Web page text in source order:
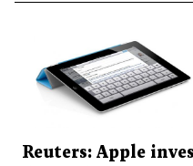
Reuters: Apple